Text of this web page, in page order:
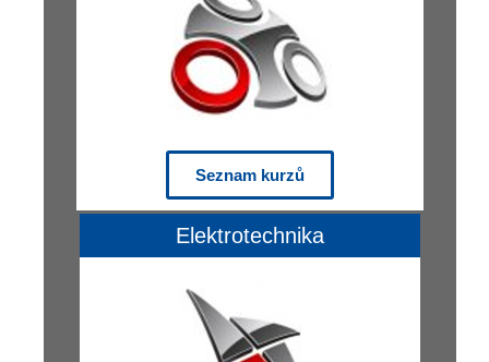
Seznam kurzů
Elektrotechnika